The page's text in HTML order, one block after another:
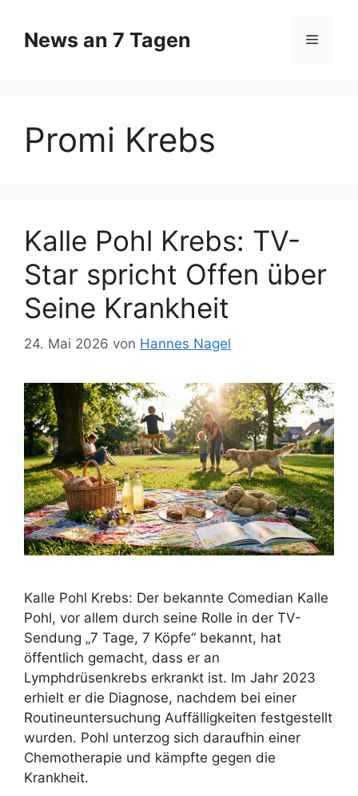
Inhalt
springen
News an 7 Tagen Menü
Promi Krebs
Kalle Pohl Krebs: TV-
Star spricht Offen über
Seine Krankheit
24. Mai 2026 von Hannes Nagel
Kalle Pohl Krebs: Der bekannte Comedian Kalle
Pohl, vor allem durch seine Rolle in der TV-
Sendung „7 Tage, 7 Köpfe“ bekannt, hat
öffentlich gemacht, dass er an
Lymphdrüsenkrebs erkrankt ist. Im Jahr 2023
erhielt er die Diagnose, nachdem bei einer
Routineuntersuchung Auffälligkeiten festgestellt
wurden. Pohl unterzog sich daraufhin einer
Chemotherapie und kämpfte gegen die
Krankheit.